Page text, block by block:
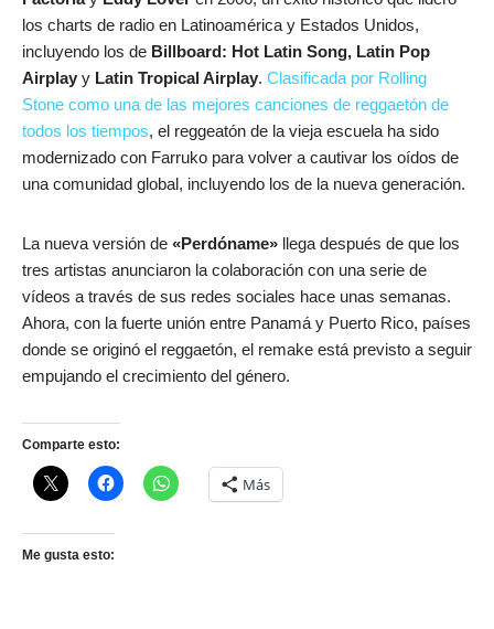
los charts de radio en Latinoamérica y Estados Unidos,
incluyendo los de Billboard: Hot Latin Song, Latin Pop
Airplay y Latin Tropical Airplay. Clasificada por Rolling
Stone como una de las mejores canciones de reggaetón de
todos los tiempos, el reggeatón de la vieja escuela ha sido
modernizado con Farruko para volver a cautivar los oídos de
una comunidad global, incluyendo los de la nueva generación.
La nueva versión de «Perdóname» llega después de que los
tres artistas anunciaron la colaboración con una serie de
vídeos a través de sus redes sociales hace unas semanas.
Ahora, con la fuerte unión entre Panamá y Puerto Rico, países
donde se originó el reggaetón, el remake está previsto a seguir
empujando el crecimiento del género.
Comparte esto:
Más
Me gusta esto: